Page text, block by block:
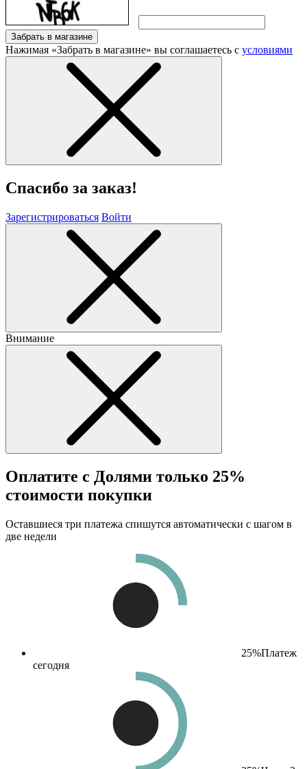
Забрать в магазине
Нажимая «Забрать в магазине» вы соглашаетесь с условиями
Спасибо за заказ!
Зарегистрироваться Войти
Внимание
Оплатите с Долями только 25%
стоимости покупки
Оставшиеся три платежа спишутся автоматически с шагом в
две недели
25%Платеж
сегодня